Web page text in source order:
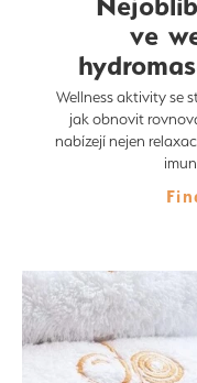
ve
Wellness aktivity se
jak obnovit
nabízejí nejen